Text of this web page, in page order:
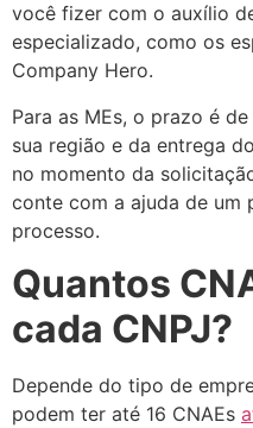
você fizer com o auxílio
especializado, como os
Company Hero.
Para as MEs, o prazo é de
sua região e da entrega
no momento da
conte com a ajuda de um
processo.
Quantos
cada CNPJ?
Depende do tipo de
podem ter até 16 CNAEs